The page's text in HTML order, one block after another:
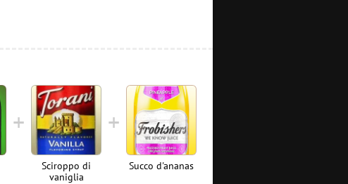
Sciroppo di
vaniglia
Succo d'ananas